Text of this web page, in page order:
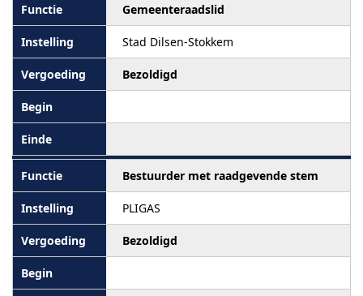
Gemeenteraadslid
Stad Dilsen-Stokkem
Bezoldigd
Bestuurder met raadgevende stem
PLIGAS
Bezoldigd